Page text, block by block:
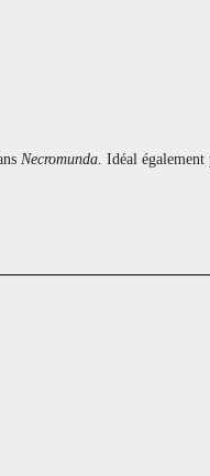
Necromunda . Idéal